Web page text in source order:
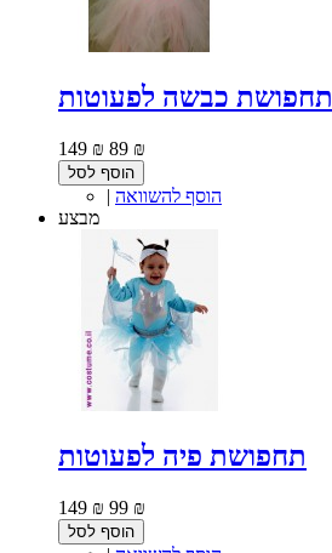
תחפושת כבשה לפעוטות
149 ₪ 89 ₪
הוסף לסל
| הוסף להשוואה
מבצע
תחפושת פיה לפעוטות
149 ₪ 99 ₪
הוסף לסל